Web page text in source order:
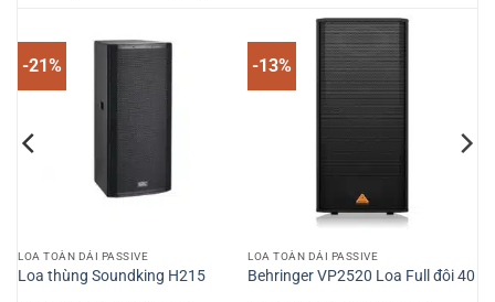
-21%
LOA TOÀN DẢI PASSIVE
Loa thùng Soundking H215
-13%
LOA TOÀN DẢI PASSIVE
Behringer VP2520 Loa Full đôi 40